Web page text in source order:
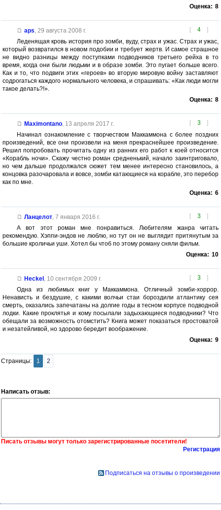
Оценка: 8
[ 4 ]
aps, 29 августа 2008 г.
Леденящая кровь история про зомби, вуду, страх и ужас. Страх и ужас,
который возвратился в новом подобии и требует жертв. И самое страшное
не видно разницы между поступками подводников третьего рейха в то
время, когда они были людьми и в образе зомби. Это пугает больше всего.
Как и то, что подвиги этих «героев» во вторую мировую войну заставляют
содрогаться каждого нормального человека, и спрашивать: «Как люди могли
такое делать?!».
Оценка: 8
[ 3 ]
Maximontano, 13 апреля 2017 г.
Начинал ознакомление с творчеством Маккаммона с более поздних
произведений, все они произвели на меня прекраснейшее произведение.
Решил попробовать прочитать одну из ранних его работ к коей относится
«Корабль ночи». Скажу честно роман средненький, начало заинтриговало,
но чем дальше продолжался сюжет тем менее интересно становилось, а
концовка разочаровала и вовсе, зомби катающиеся на корабле, это перебор
как по мне.
Оценка: 6
[ 3 ]
Ланцелот, 7 января 2016 г.
А вот этот роман мне понравиться. Любителям жанра читать
рекомендую. Хэппи-эндов не люблю, но тут он не выглядит притянутым за
большие кроличьи уши. Хотел бы чтоб по этому роману сняли фильм.
Оценка: 10
[ 3 ]
Heckel , 10 сентября 2009 г.
Одна из любимых книг у Маккаммона. Отличный зомби-хоррор.
Ненависть и бездушие, с какими волчьи стаи бороздили атлантику сея
смерть, оказались запечатаны на долгие годы в тесном корпусе подводной
лодки. Какие проклятья и кому посылали задыхающиеся подводники? Что
обещали за возможность отомстить? Книга может показаться простоватой
и незатейливой, но здорово бередит воображение.
Оценка: 9
Страницы: 1 2
Написать отзыв:
Писать отзывы могут только зарегистрированные посетители!
Регистрация
Подписаться на отзывы о произведении